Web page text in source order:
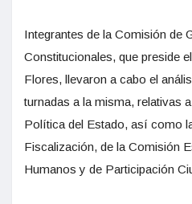
Integrantes de la Comisión de
Constitucionales, que preside
Flores, llevaron a cabo el
turnadas a la misma, relativas
Política del Estado, así como
Fiscalización, de la Comisión
Humanos y de Participación